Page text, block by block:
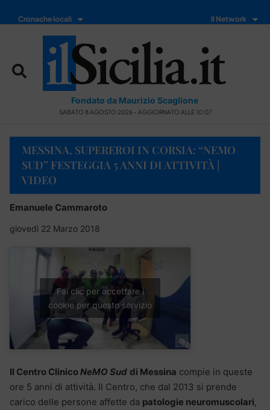
Cronache locali Il Network
Fondato da Maurizio Scaglione
SABATO 8 AGOSTO 2026 - AGGIORNATO ALLE 10:07
MESSINA, SUPEREROI IN CORSIA: “NEMO
SUD” FESTEGGIA 5 ANNI DI ATTIVITÀ |
VIDEO
Emanuele Cammaroto
giovedì 22 Marzo 2018
Fai clic per accettare i
cookie per questo servizio
Il Centro ClinicoNeMO Sud di Messina compie in queste
ore 5 anni di attività. Il Centro, che dal 2013 si prende
carico delle persone affette da patologie neuromuscolari,